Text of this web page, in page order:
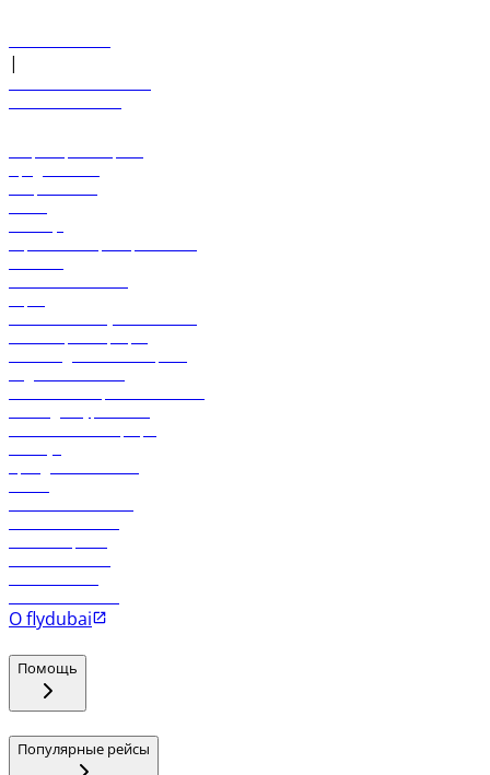
|
О flydubai
Помощь
Популярные рейсы